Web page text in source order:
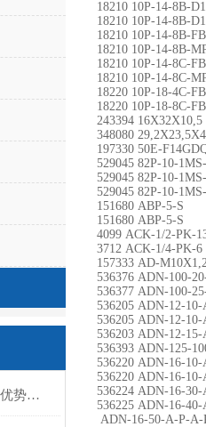
气动阀中的压电技术，多重优势的未来技术
18210 10P-14-8B-
18210 10P-14-8B-
18210 10P-14-8B-
18210 10P-14-8B-
18210 10P-14-8C-
18210 10P-14-8C-
18220 10P-18-4C-
18220 10P-18-8C-
243394 16X32X10,5
348080
197330 50E-
529045 82P-10-
529045 82P-10-
529045 82P-10-
151680 ABP-5-S
151680 ABP-5-S
4099 ACK-1/2-PK-
3712 ACK-1/4-PK-6
157333 AD-
536376 ADN-100-
536377 ADN-100-
536205 ADN-12-
536205 ADN-12-
536203 ADN-12-
536393 ADN-125-
536220 ADN-16-
536220 ADN-16-
536224 ADN-16-
536225 ADN-16-
ADN-16-50-A-P-A-